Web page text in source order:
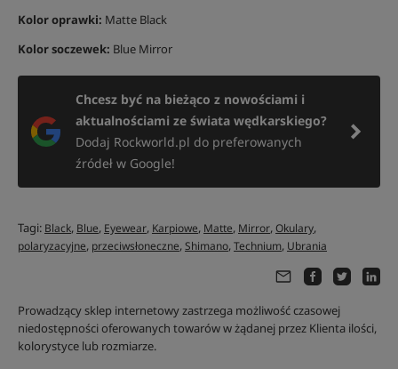
Kolor oprawki: Matte Black
Kolor soczewek: Blue Mirror
Chcesz być na bieżąco z nowościami i
aktualnościami ze świata wędkarskiego?
Dodaj Rockworld.pl do preferowanych
źródeł w Google!
Tagi: Black, Blue, Eyewear, Karpiowe, Matte, Mirror,Okulary,
polaryzacyjne, przeciwsłoneczne,Shimano,Technium, Ubrania
Prowadzący sklep internetowy zastrzega możliwość czasowej
niedostępności oferowanych towarów w żądanej przez Klienta ilości,
kolorystyce lub rozmiarze.